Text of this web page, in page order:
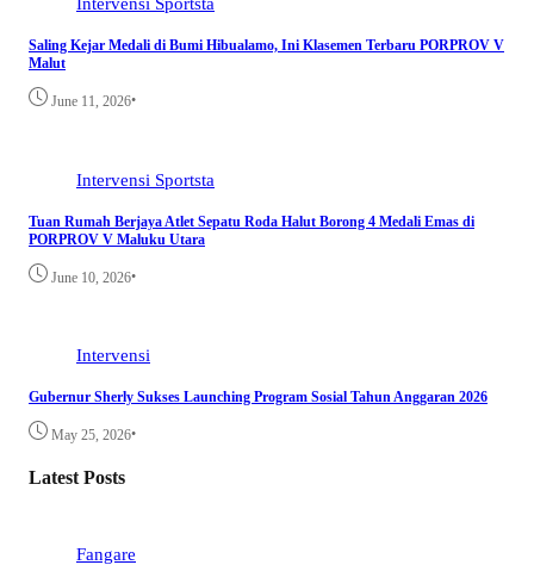
Saling Kejar Medali di Bumi Hibualamo, Ini Klasemen Terbaru PORPROV V
Malut
June 11, 2026•
Intervensi Sportsta
Tuan Rumah Berjaya Atlet Sepatu Roda Halut Borong 4 Medali Emas di
PORPROV V Maluku Utara
June 10, 2026•
Intervensi
Gubernur Sherly Sukses Launching Program Sosial Tahun Anggaran 2026
May 25, 2026•
Latest Posts
Fangare